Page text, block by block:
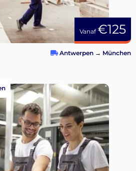
Vanaf€125
Antwerpen → München